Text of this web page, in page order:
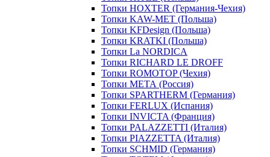
Топки HOXTER (Германия-Чехия)
Топки KAW-MET (Польша)
Топки KFDesign (Польша)
Топки KRATKI (Польша)
Топки La NORDICA
Топки RICHARD LE DROFF
Топки ROMOTOP (Чехия)
Топки МЕТА (Россия)
Топки SPARTHERM (Германия)
Топки FERLUX (Испания)
Топки INVICTA (Франция)
Топки PALAZZETTI (Италия)
Топки PIAZZETTA (Италия)
Топки SCHMID (Германия)